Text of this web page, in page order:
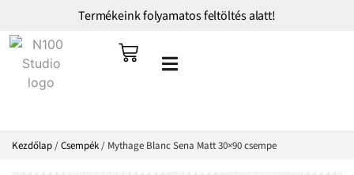
Termékeink folyamatos feltöltés alatt!
Kezdőlap/Csempék/ Mythage Blanc Sena Matt 30×90 csempe